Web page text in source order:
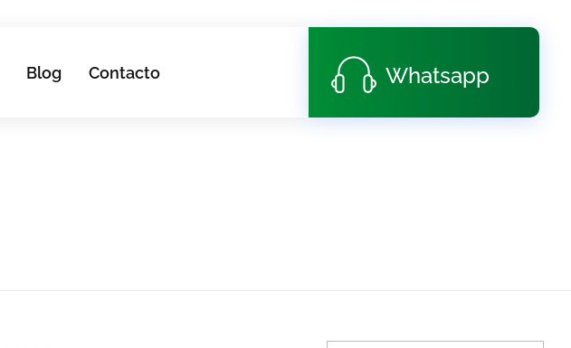
Blog Contacto Whatsapp